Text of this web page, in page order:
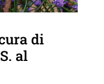
di
al